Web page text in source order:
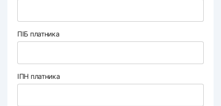
ПІБ платника
ІПН платника